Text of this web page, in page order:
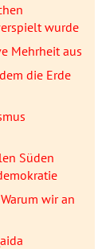
wurde
Mehrheit aus
die Erde
Süden
wir an